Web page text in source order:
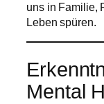
uns in Familie,
Leben spüren.
Mental